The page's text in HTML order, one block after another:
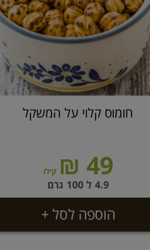
חומוס קלוי על המשקל
49 ₪ קילו
4.9 ל 100 גרם
הוספה לסל +